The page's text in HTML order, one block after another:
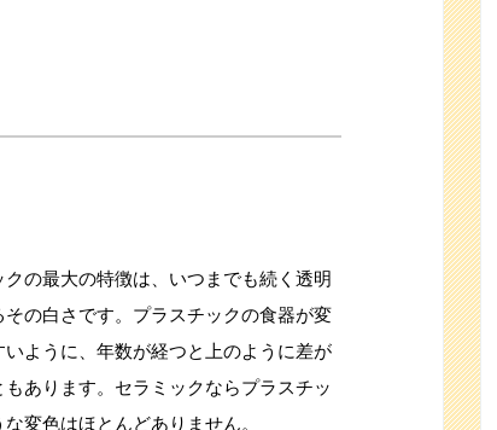
クの最大の特徴は、いつまでも続く透明
その白さです。プラスチックの食器が変
いように、年数が経つと上のように差が
もあります。セラミックならプラスチッ
な変色はほとんどありません。